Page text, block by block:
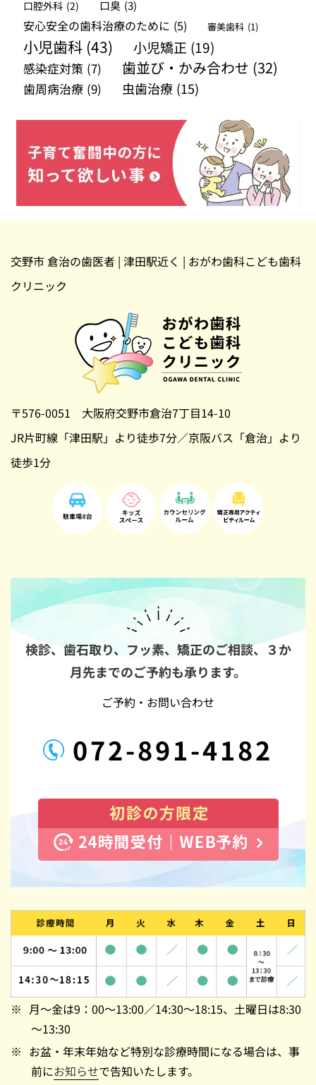
口腔外科 (2) 口臭 (3)
安心安全の歯科治療のために (5) 審美歯科 (1)
小児歯科 (43) 小児矯正 (19)
感染症対策 (7) 歯並び・かみ合わせ (32)
歯周病治療 (9) 虫歯治療 (15)
交野市 倉治の歯医者 | 津田駅近く | おがわ歯科こども歯科
クリニック
〒576-0051 大阪府交野市倉治7丁目14-10
JR片町線「津田駅」より徒歩7分／京阪バス「倉治」より
徒歩1分
検診、歯石取り、フッ素、矯正のご相談、 ３か
月先までのご予約も承ります。
ご予約・お問い合わせ
072-891-4182
月～金は9：00～13:00／14:30～18:15、土曜日は8:30
～13:30
お盆・年末年始など特別な診療時間になる場合は、事
前にお知らせで告知いたします。